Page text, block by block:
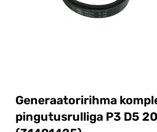
Generaatoririhma
pingutusrulliga P3 D5